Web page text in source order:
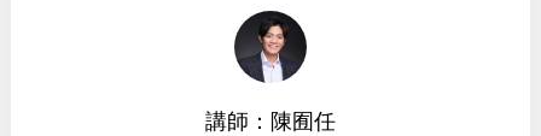
講師：陳囿任